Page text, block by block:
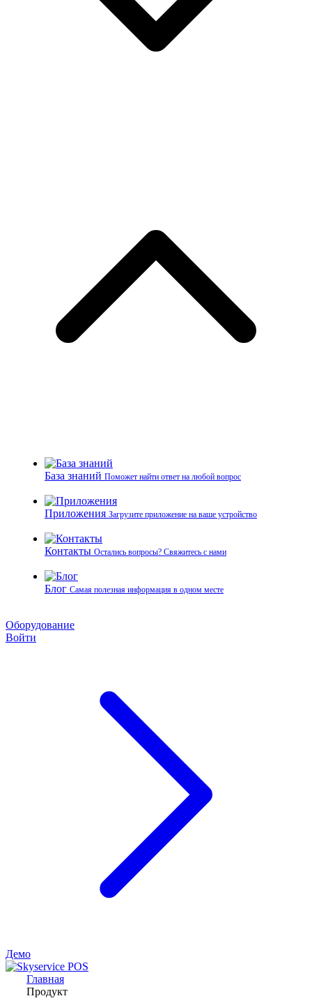
База знаний Поможет найти ответ на любой вопрос
Приложения Загрузите приложение на ваше устройство
Контакты Остались вопросы? Свяжитесь с нами
Блог Самая полезная информация в одном месте
Оборудование
Войти
Демо
Главная
Продукт